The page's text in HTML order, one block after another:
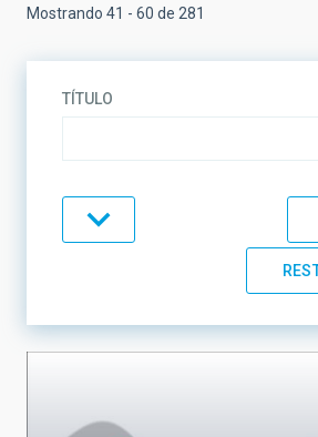
Mostrando 41 - 60 de 281
TÍTULO
LÍNEAS DE INSTRUMENTACIÓN